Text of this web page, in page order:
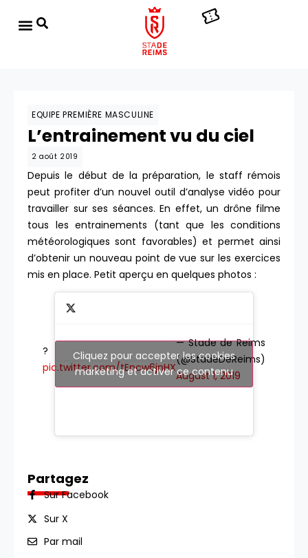
EQUIPE PREMIÈRE MASCULINE
L’entrainement vu du ciel
2 août 2019
Depuis le début de la préparation, le staff rémois
peut profiter d’un nouvel outil d’analyse vidéo pour
travailler sur ses séances. En effet, un drône filme
tous les entrainements (tant que les conditions
météorologiques sont favorables) et permet ainsi
d’obtenir un nouveau point de vue sur les exercices
mis en place. Petit aperçu en quelques photos :
?
pic.twitter.com/tEncw6jnHX
— Stade de Reims
(@StadeDeReims)
August 1, 2019
Cliquez pour accepter les cookies
marketing et activer ce contenu
Partagez
Sur Facebook
Sur X
Par mail